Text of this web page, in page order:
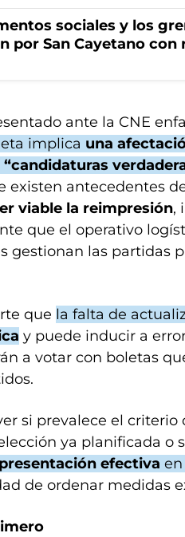
sociales y los
por San Cayetano con
ante la CNE
implica una
“candidaturas
existen antecedentes
viable la reimpresión,
que el operativo
gestionan las partidas
que la falta de
y puede inducir a
a votar con boletas
si prevalece el criterio
ya planificada o
efectiva
de ordenar medidas